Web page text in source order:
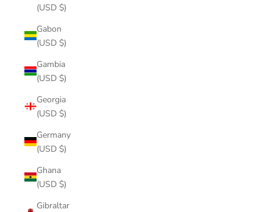
(USD $)
Gabon
(USD $)
Gambia
(USD $)
Georgia
(USD $)
Germany
(USD $)
Ghana
(USD $)
Gibraltar